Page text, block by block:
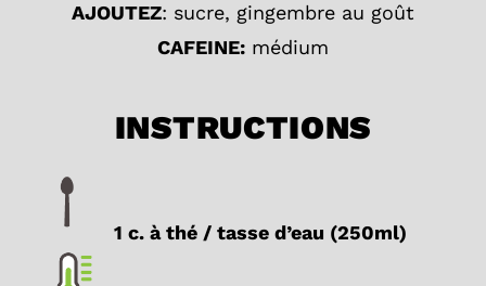
AJOUTEZ: sucre, gingembre au goût
CAFEINE: médium
INSTRUCTIONS
1 c. à thé / tasse d’eau (250ml)